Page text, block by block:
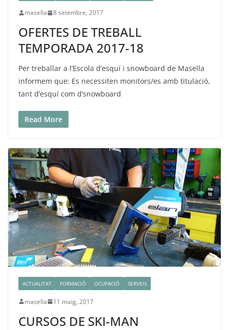
masella 8 setembre, 2017
OFERTES DE TREBALL
TEMPORADA 2017-18
Per treballar a l’Escola d’esquí i snowboard de Masella
informem que: Es necessiten monitors/es amb titulació,
tant d’esquí com d’snowboard
Read More
ACTUALITAT FORMACIÓ OCUPACIÓ SERVEIS
masella 11 maig, 2017
CURSOS DE SKI-MAN